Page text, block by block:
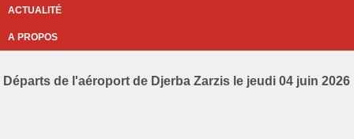
ACTUALITÉ
A PROPOS
Départs de l'aéroport de Djerba Zarzis le jeudi 04 juin 2026